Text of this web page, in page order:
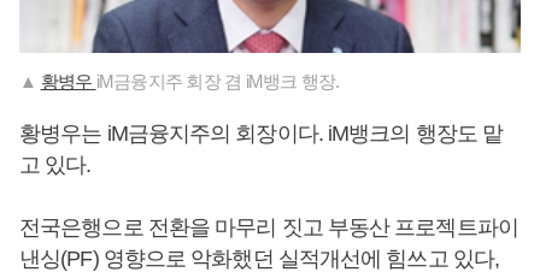
▲ 황병우 iM금융지주 회장 겸 iM뱅크 행장.
황병우는 iM금융지주의 회장이다. iM뱅크의 행장도 맡
고 있다.
전국은행으로 전환을 마무리 짓고 부동산 프로젝트파이
낸싱(PF) 영향으로 악화했던 실적개선에 힘쓰고 있다,